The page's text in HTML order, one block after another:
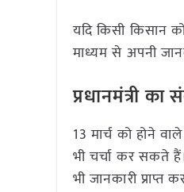
यदि किसी किसान
माध्यम से अपनी
प्रधानमंत्री
13 मार्च को होने
भी चर्चा कर सकते
भी जानकारी प्राप्त